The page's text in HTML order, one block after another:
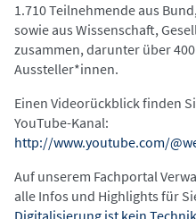
1.710 Teilnehmende aus
sowie aus Wissenschaft,
zusammen, darunter über
Aussteller*innen.
Einen Videorückblick finden
YouTube-Kanal:
http://www.youtube.com/
Auf unserem Fachportal
alle Infos und Highlights für
Digitalisierung ist kein